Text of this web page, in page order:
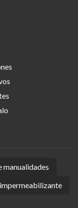
manualidades